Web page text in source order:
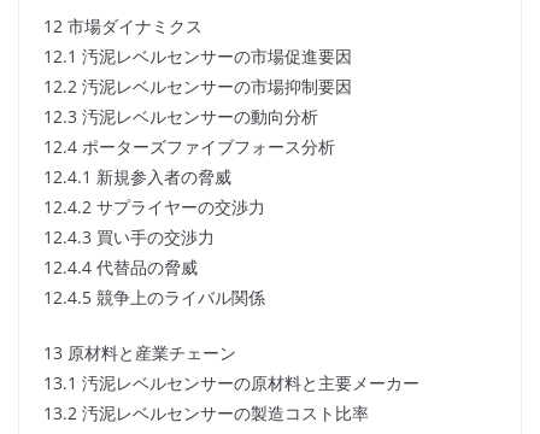
12 市場ダイナミクス
12.1 汚泥レベルセンサーの市場促進要因
12.2 汚泥レベルセンサーの市場抑制要因
12.3 汚泥レベルセンサーの動向分析
12.4 ポーターズファイブフォース分析
12.4.1 新規参入者の脅威
12.4.2 サプライヤーの交渉力
12.4.3 買い手の交渉力
12.4.4 代替品の脅威
12.4.5 競争上のライバル関係
13 原材料と産業チェーン
13.1 汚泥レベルセンサーの原材料と主要メーカー
13.2 汚泥レベルセンサーの製造コスト比率